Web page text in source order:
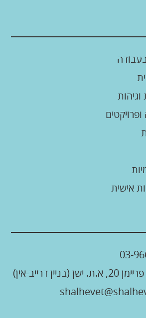
אישית
03-
ישן (בניין דרייב-אין)